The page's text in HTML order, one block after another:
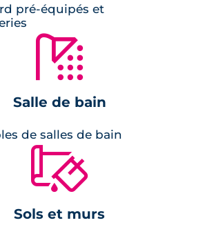
profitant de plusieurs
aux murs et aux plafonds,
grès émaillé 45x45cm dans les
dans les chambres,
ou salle d'eau aménagée et
pré-équipés et
🚿
Salle de bain
de salles de bain
🔨
Sols et murs